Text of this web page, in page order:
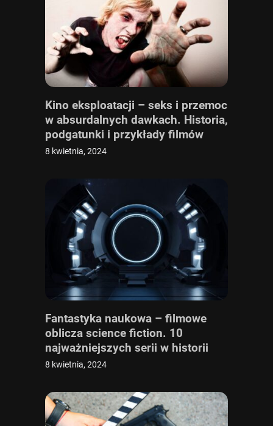
Kino eksploatacji – seks i przemoc
w absurdalnych dawkach. Historia,
podgatunki i przykłady filmów
eksploatacyjnych
8 kwietnia, 2024
Fantastyka naukowa – filmowe
oblicza science fiction. 10
najważniejszych serii w historii
gatunku
8 kwietnia, 2024